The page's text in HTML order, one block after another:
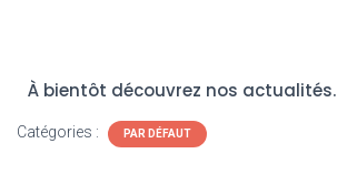
À bientôt découvrez nos actualités.
Catégories : PAR DÉFAUT